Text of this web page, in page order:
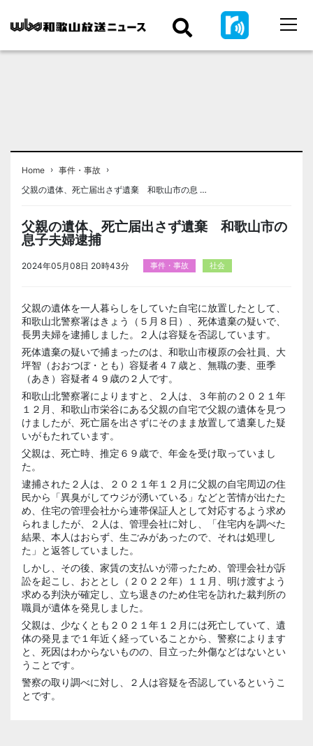
Home › 事件・事故 ›
父親の遺体、死亡届出さず遺棄 和歌山市の息 …
父親の遺体、死亡届出さず遺棄 和歌山市の
息子夫婦逮捕
2024年05月08日 20時43分 事件・事故 社会
父親の遺体を一人暮らしをしていた自宅に放置したとして、
和歌山北警察署はきょう（５月８日）、死体遺棄の疑いで、
長男夫婦を逮捕しました。２人は容疑を否認しています。
死体遺棄の疑いで捕まったのは、和歌山市榎原の会社員、大
坪智（おおつぼ・とも）容疑者４７歳と、無職の妻、亜季
（あき）容疑者４９歳の２人です。
和歌山北警察署によりますと、２人は、３年前の２０２１年
１２月、和歌山市栄谷にある父親の自宅で父親の遺体を見つ
けましたが、死亡届を出さずにそのまま放置して遺棄した疑
いがもたれています。
父親は、死亡時、推定６９歳で、年金を受け取っていまし
た。
逮捕された２人は、２０２１年１２月に父親の自宅周辺の住
民から「異臭がしてウジが湧いている」などと苦情が出たた
め、住宅の管理会社から連帯保証人として対応するよう求め
られましたが、２人は、管理会社に対し、「住宅内を調べた
結果、本人はおらず、生ごみがあったので、それは処理し
た」と返答していました。
しかし、その後、家賃の支払いが滞ったため、管理会社が訴
訟を起こし、おととし（２０２２年）１１月、明け渡すよう
求める判決が確定し、立ち退きのため住宅を訪れた裁判所の
職員が遺体を発見しました。
父親は、少なくとも２０２１年１２月には死亡していて、遺
体の発見まで１年近く経っていることから、警察によります
と、死因はわからないものの、目立った外傷などはないとい
うことです。
警察の取り調べに対し、２人は容疑を否認しているというこ
とです。